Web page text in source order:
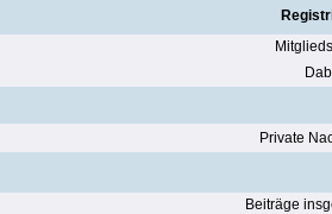
Private
Beiträge